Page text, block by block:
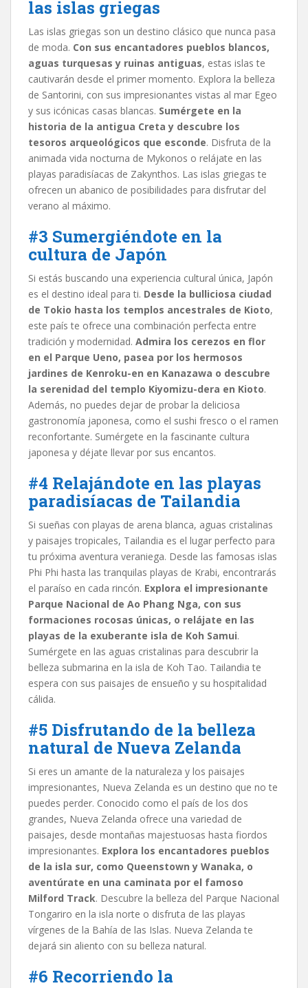
las islas griegas
Las islas griegas son un destino clásico que nunca pasa
de moda. Con sus encantadores pueblos blancos,
aguas turquesas y ruinas antiguas, estas islas te
cautivarán desde el primer momento. Explora la belleza
de Santorini, con sus impresionantes vistas al mar Egeo
y sus icónicas casas blancas. Sumérgete en la
historia de la antigua Creta y descubre los
tesoros arqueológicos que esconde. Disfruta de la
animada vida nocturna de Mykonos o relájate en las
playas paradisíacas de Zakynthos. Las islas griegas te
ofrecen un abanico de posibilidades para disfrutar del
verano al máximo.
#3 Sumergiéndote en la
cultura de Japón
Si estás buscando una experiencia cultural única, Japón
es el destino ideal para ti. Desde la bulliciosa ciudad
de Tokio hasta los templos ancestrales de Kioto,
este país te ofrece una combinación perfecta entre
tradición y modernidad. Admira los cerezos en flor
en el Parque Ueno, pasea por los hermosos
jardines de Kenroku-en en Kanazawa o descubre
la serenidad del templo Kiyomizu-dera en Kioto.
Además, no puedes dejar de probar la deliciosa
gastronomía japonesa, como el sushi fresco o el ramen
reconfortante. Sumérgete en la fascinante cultura
japonesa y déjate llevar por sus encantos.
#4 Relajándote en las playas
paradisíacas de Tailandia
Si sueñas con playas de arena blanca, aguas cristalinas
y paisajes tropicales, Tailandia es el lugar perfecto para
tu próxima aventura veraniega. Desde las famosas islas
Phi Phi hasta las tranquilas playas de Krabi, encontrarás
el paraíso en cada rincón. Explora el impresionante
Parque Nacional de Ao Phang Nga, con sus
formaciones rocosas únicas, o relájate en las
playas de la exuberante isla de Koh Samui.
Sumérgete en las aguas cristalinas para descubrir la
belleza submarina en la isla de Koh Tao. Tailandia te
espera con sus paisajes de ensueño y su hospitalidad
cálida.
#5 Disfrutando de la belleza
natural de Nueva Zelanda
Si eres un amante de la naturaleza y los paisajes
impresionantes, Nueva Zelanda es un destino que no te
puedes perder. Conocido como el país de los dos
grandes, Nueva Zelanda ofrece una variedad de
paisajes, desde montañas majestuosas hasta fiordos
impresionantes. Explora los encantadores pueblos
de la isla sur, como Queenstown y Wanaka, o
aventúrate en una caminata por el famoso
Milford Track. Descubre la belleza del Parque Nacional
Tongariro en la isla norte o disfruta de las playas
vírgenes de la Bahía de las Islas. Nueva Zelanda te
dejará sin aliento con su belleza natural.
#6 Recorriendo la